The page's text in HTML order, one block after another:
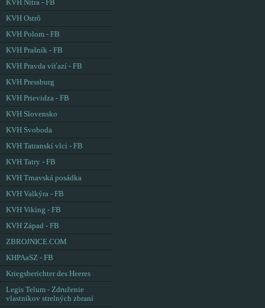
KVH Nitra - FB
KVH Ostrô
KVH Polom - FB
KVH Prašník - FB
KVH Pravda víťazí - FB
KVH Pressburg
KVH Prievidza - FB
KVH Slovensko
KVH Svoboda
KVH Tatranskí vlci - FB
KVH Tatry - FB
KVH Trnavská posádka
KVH Valkýra - FB
KVH Viking - FB
KVH Západ - FB
ZBROJNICE.COM
KHPAaSZ - FB
Kriegsberichter des Heeres
Legis Telum - Združenie
vlastníkov strelných zbraní